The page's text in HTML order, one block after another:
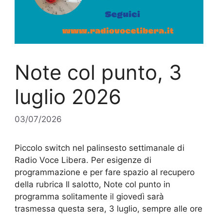
Note col punto, 3
luglio 2026
03/07/2026
Piccolo switch nel palinsesto settimanale di
Radio Voce Libera. Per esigenze di
programmazione e per fare spazio al recupero
della rubrica Il salotto, Note col punto in
programma solitamente il giovedì sarà
trasmessa questa sera, 3 luglio, sempre alle ore